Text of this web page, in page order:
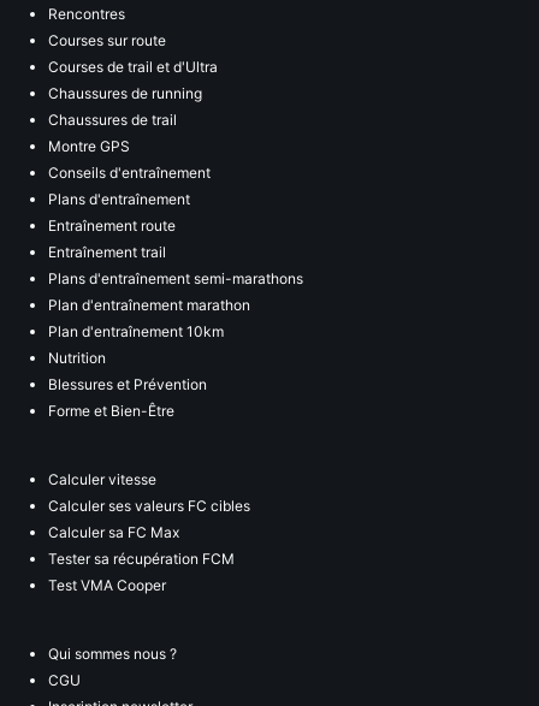
Rencontres
Courses sur route
Courses de trail et d'Ultra
Chaussures de running
Chaussures de trail
Montre GPS
Conseils d'entraînement
Plans d'entraînement
Entraînement route
Entraînement trail
Plans d'entraînement semi-marathons
Plan d'entraînement marathon
Plan d'entraînement 10km
Nutrition
Blessures et Prévention
Forme et Bien-Être
Calculer vitesse
Calculer ses valeurs FC cibles
Calculer sa FC Max
Tester sa récupération FCM
Test VMA Cooper
Qui sommes nous ?
CGU